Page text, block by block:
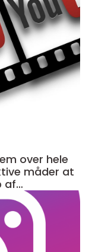
over hele
måder at
af